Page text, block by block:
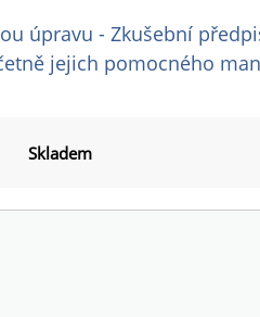
úpravu - Zkušební
jejich pomocného
Skladem